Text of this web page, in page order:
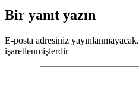
Bir yanıt yazın
E-posta adresiniz yayınlanmayacak.
işaretlenmişlerdir